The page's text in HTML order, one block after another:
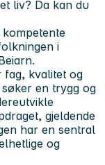
liv? Da kan du
i
fag, kvalitet og
en trygg og
gjeldende
har en sentral
og